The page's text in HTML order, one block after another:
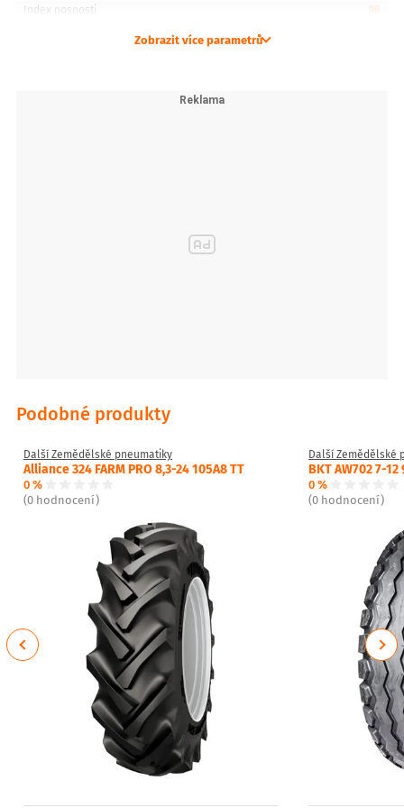
Index nosnosti
98
Zobrazit více parametrů
Podobné produkty
Další Zemědělské pneumatiky
Alliance 324 FARM PRO 8,3-24 105A8 TT
0 %
(0 hodnocení)
Další Zemědělské
BKT AW702 7-12
0 %
(0 hodnocení)
Previous Next